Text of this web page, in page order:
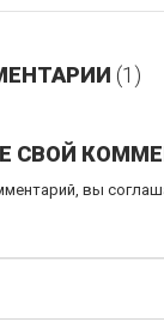
(1)
СВОЙ
вы